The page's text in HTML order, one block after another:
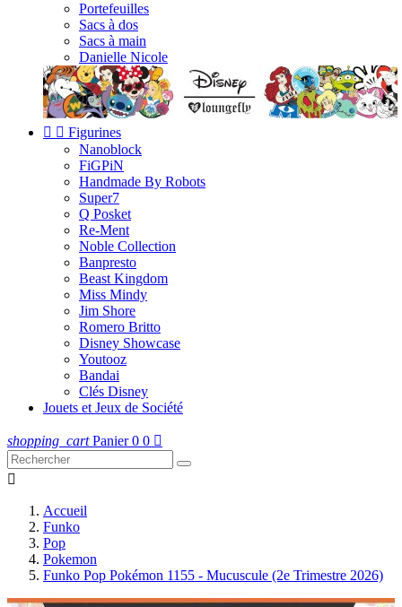
Portefeuilles
Sacs à dos
Sacs à main
Danielle Nicole
  Figurines
Nanoblock
FiGPiN
Handmade By Robots
Super7
Q Posket
Re-Ment
Noble Collection
Banpresto
Beast Kingdom
Miss Mindy
Jim Shore
Romero Britto
Disney Showcase
Youtooz
Bandai
Clés Disney
Jouets et Jeux de Société
shopping_cart Panier 0 0 

Accueil
Funko
Pop
Pokemon
Funko Pop Pokémon 1155 - Mucuscule (2e Trimestre 2026)